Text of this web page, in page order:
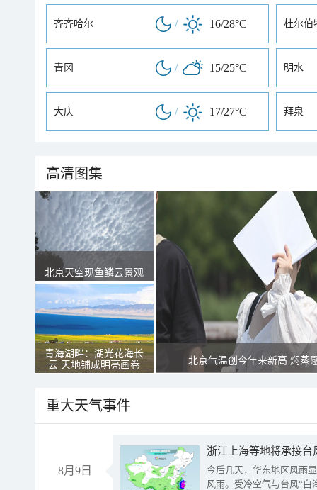
齐齐哈尔 / 16/28°C 杜尔伯
青冈 / 15/25°C 明水
大庆 / 17/27°C 拜泉
高清图集
北京天空现鱼鳞云景观
青海湖畔：湖光花海长
云 天地铺成明亮画卷
北京气温创今年来新高 焖蒸
重大天气事件
8月9日
浙江上海等地将承接台
今后几天，华东地区风雨
风雨。受冷空气与台风“白